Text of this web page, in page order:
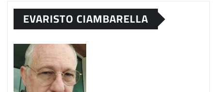
EVARISTO CIAMBARELLA